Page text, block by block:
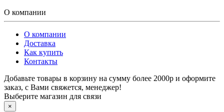
О компании
О компании
Доставка
Как купить
Контакты
Добавьте товары в корзину на сумму более 2000р и оформите
заказ, с Вами свяжется, менеджер!
Выберите магазин для связи
×